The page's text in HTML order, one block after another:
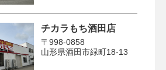
チカラもち酒田店
〒998-0858
山形県酒田市緑町18-13